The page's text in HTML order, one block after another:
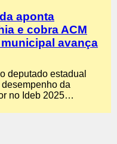
aponta
e cobra ACM
avança
deputado estadual
da
no Ideb 2025…